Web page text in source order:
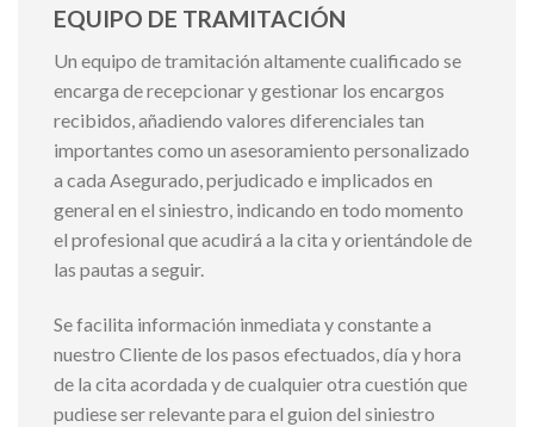
EQUIPO DE TRAMITACIÓN
Un equipo de tramitación altamente cualificado se
encarga de recepcionar y gestionar los encargos
recibidos, añadiendo valores diferenciales tan
importantes como un asesoramiento personalizado
a cada Asegurado, perjudicado e implicados en
general en el siniestro, indicando en todo momento
el profesional que acudirá a la cita y orientándole de
las pautas a seguir.
Se facilita información inmediata y constante a
nuestro Cliente de los pasos efectuados, día y hora
de la cita acordada y de cualquier otra cuestión que
pudiese ser relevante para el guion del siniestro